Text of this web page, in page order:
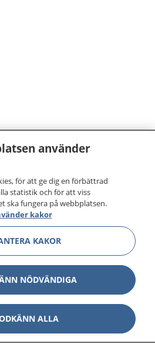
använder
för att ge dig en förbättrad
statistik och för att viss
ska fungera på webbplatsen.
kakor
KAKOR
NÖDVÄNDIGA
ALLA